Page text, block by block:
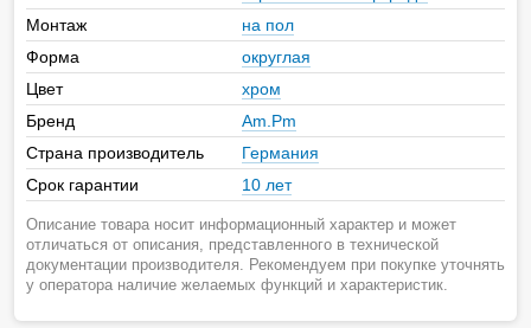
Монтаж
на пол
Форма
округлая
Цвет
хром
Бренд
Am.Pm
Страна производитель
Германия
Срок гарантии
10 лет
Описание товара носит информационный характер и может
отличаться от описания, представленного в технической
документации производителя. Рекомендуем при покупке уточнять
у оператора наличие желаемых функций и характеристик.